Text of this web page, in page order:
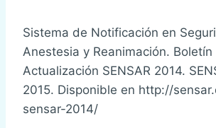
Sistema de Notificación en
Anestesia y Reanimación. Boletín
Actualización SENSAR 2014.
2015. Disponible en http://
sensar-2014/